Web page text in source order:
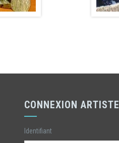
CONNEXION ARTISTE
Identifiant